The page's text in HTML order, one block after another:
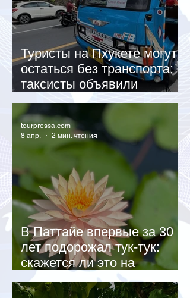
Туристы на Пхукете могут
остаться без транспорта:
таксисты объявили
забастовку
В Паттайе впервые за 30
лет подорожал тук-тук:
скажется ли это на
туристах
tourpressa.com
8 апр.
2 мин. чтения